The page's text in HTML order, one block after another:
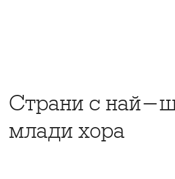
Страни с най-
млади хора